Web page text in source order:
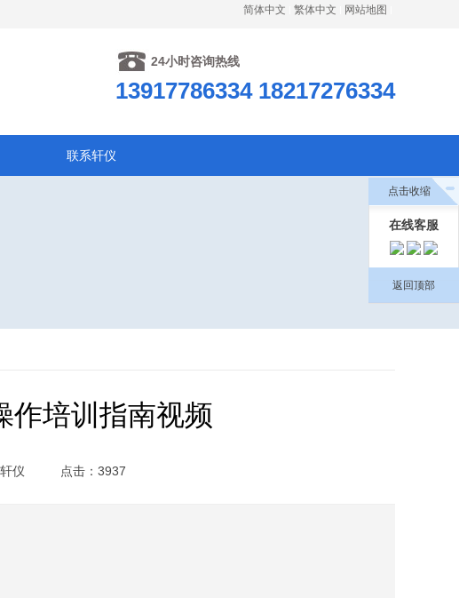
简体中文 繁体中文 网站地图
24小时咨询热线
13917786334 18217276334
联系轩仪
作培训指南视频
轩仪 点击：3937
点击收缩
在线客服
返回顶部